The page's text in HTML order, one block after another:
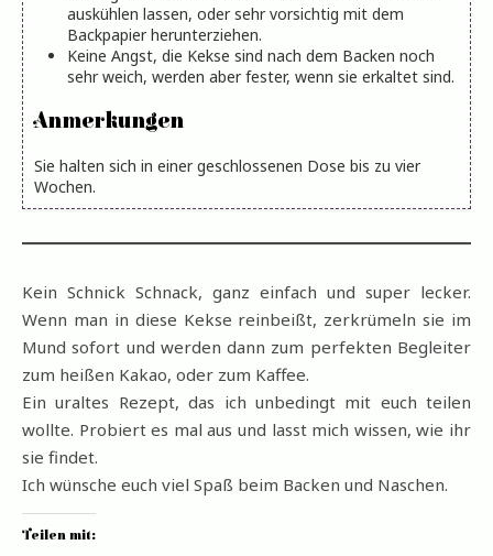
auskühlen lassen, oder sehr vorsichtig mit dem
Backpapier herunterziehen.
Keine Angst, die Kekse sind nach dem Backen noch
sehr weich, werden aber fester, wenn sie erkaltet sind.
Anmerkungen
Sie halten sich in einer geschlossenen Dose bis zu vier
Wochen.
Kein Schnick Schnack, ganz einfach und super lecker.
Wenn man in diese Kekse reinbeißt, zerkrümeln sie im
Mund sofort und werden dann zum perfekten Begleiter
zum heißen Kakao, oder zum Kaffee.
Ein uraltes Rezept, das ich unbedingt mit euch teilen
wollte. Probiert es mal aus und lasst mich wissen, wie ihr
sie findet.
Ich wünsche euch viel Spaß beim Backen und Naschen.
Teilen mit: